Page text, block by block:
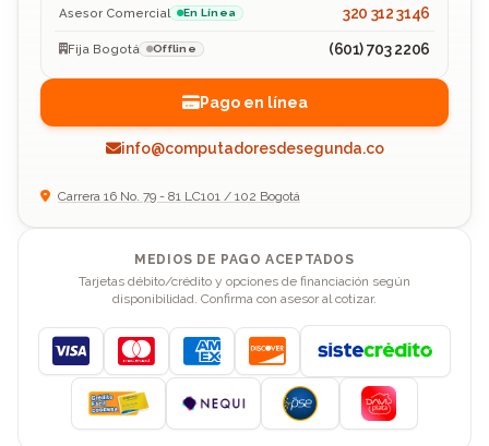
Asesor Comercial En Línea 320 312 3146
Fija Bogotá Offline (601) 703 2206
Pago en línea
info@computadoresdesegunda.co
Carrera 16 No. 79 - 81 LC101 / 102 Bogotá
MEDIOS DE PAGO ACEPTADOS
Tarjetas débito/crédito y opciones de financiación según
disponibilidad. Confirma con asesor al cotizar.
Visa MastercardAmerican Express
Discover